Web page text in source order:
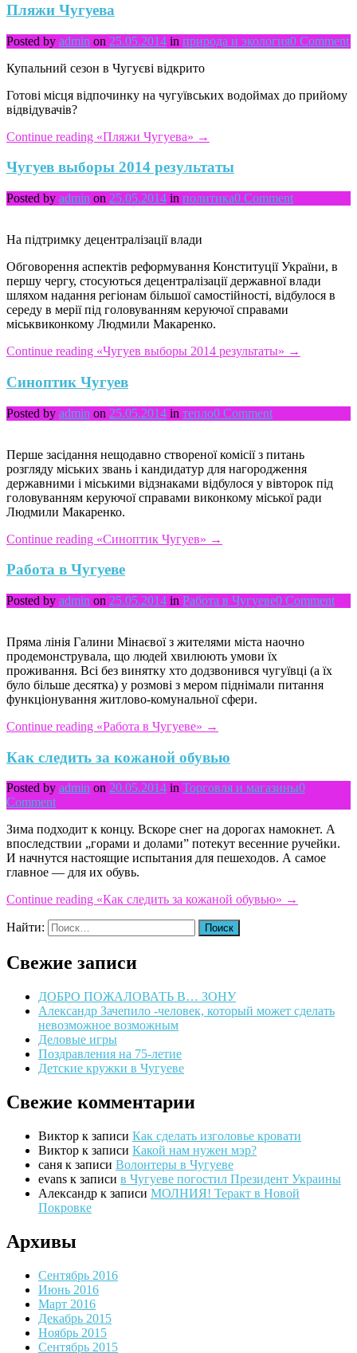
Пляжи Чугуева
Posted by admin on 25.05.2014 in природа и экология0 Comment
Купальний сезон в Чугуєві відкрито
Готові місця відпочинку на чугуївських водоймах до прийому
відвідувачів?
Continue reading «Пляжи Чугуева» →
Чугуев выборы 2014 результаты
Posted by admin on 25.05.2014 in политика0 Comment
На підтримку децентралізації влади
Обговорення аспектів реформування Конституції України, в
першу чергу, стосуються децентралізації державної влади
шляхом надання регіонам більшої самостійності, відбулося в
середу в мерії під головуванням керуючої справами
міськвиконкому Людмили Макаренко.
Continue reading «Чугуев выборы 2014 результаты» →
Синоптик Чугуев
Posted by admin on 25.05.2014 in тепло0 Comment
Перше засідання нещодавно створеної комісії з питань
розгляду міських звань і кандидатур для нагородження
державними і міськими відзнаками відбулося у вівторок під
головуванням керуючої справами виконкому міської ради
Людмили Макаренко.
Continue reading «Синоптик Чугуев» →
Работа в Чугуеве
Posted by admin on 25.05.2014 in Работа в Чугуеве0 Comment
Пряма лінія Галини Мінаєвої з жителями міста наочно
продемонструвала, що людей хвилюють умови їх
проживання. Всі без винятку хто додзвонився чугуївці (а їх
було більше десятка) у розмові з мером піднімали питання
функціонування житлово-комунальної сфери.
Continue reading «Работа в Чугуеве» →
Как следить за кожаной обувью
Posted by admin on 20.05.2014 in Торговля и магазины0
Comment
Зима подходит к концу. Вскоре снег на дорогах намокнет. А
впоследствии „горами и долами” потекут весенние ручейки.
И начнутся настоящие испытания для пешеходов. А самое
главное — для их обувь.
Continue reading «Как следить за кожаной обувью» →
Найти:
Свежие записи
ДОБРО ПОЖАЛОВАТЬ В… ЗОНУ
Александр Зачепило -человек, который может сделать
невозможное возможным
Деловые игры
Поздравления на 75-летие
Детские кружки в Чугуеве
Свежие комментарии
Виктор к записи Как сделать изголовье кровати
Виктор к записи Какой нам нужен мэр?
саня к записи Волонтеры в Чугуеве
evans к записи в Чугуеве погостил Президент Украины
Александр к записи МОЛНИЯ! Теракт в Новой
Покровке
Архивы
Сентябрь 2016
Июнь 2016
Март 2016
Декабрь 2015
Ноябрь 2015
Сентябрь 2015